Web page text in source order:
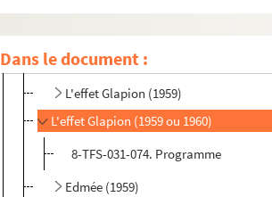
Dans le document :
Le Chinois (1958)
Don Juan (1958)
Le serment d'Horace (1958)
L'effet Glapion (1959)
L'effet Glapion (1959 ou 1960)
8-TFS-031-074. Programme
Edmée (1959)